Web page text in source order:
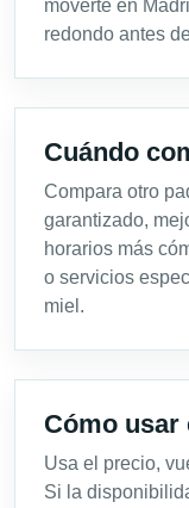
moverte en
redondo antes
Cuándo
Compara otro
garantizado,
horarios más
o servicios
miel.
Cómo usar
Usa el precio,
Si la